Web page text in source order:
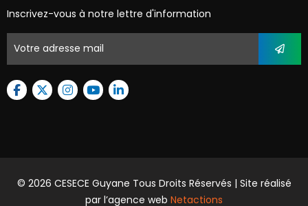
Inscrivez-vous à notre lettre d'information
© 2026 CESECE Guyane Tous Droits Réservés | Site réalisé
par l’agence web Netactions